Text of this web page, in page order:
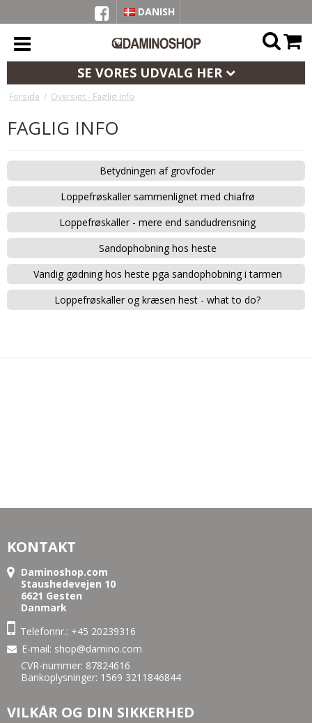
DANISH
SE VORES UDVALG HER
Forside / Oversigt - Faglig Info
FAGLIG INFO
Betydningen af grovfoder
Loppefrøskaller sammenlignet med chiafrø
Loppefrøskaller - mere end sandudrensning
Sandophobning hos heste
Vandig gødning hos heste pga sandophobning i tarmen
Loppefrøskaller og kræsen hest - what to do?
KONTAKT
Daminoshop.com
Staushedevejen 10
6621 Gesten
Danmark
Telefonnr.: +45 20239316
E-mail: shop@damino.com
CVR-nummer: 87824616
Bankoplysninger: 1569 3211846844
VILKÅR OG DIN SIKKERHED